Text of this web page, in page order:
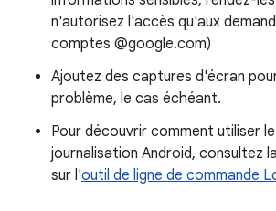
n'autorisez l'accès qu'aux
comptes @google.com)
Ajoutez des captures d'écran
problème, le cas échéant.
Pour découvrir comment utiliser
journalisation Android, consultez
sur l'outil de ligne de commande